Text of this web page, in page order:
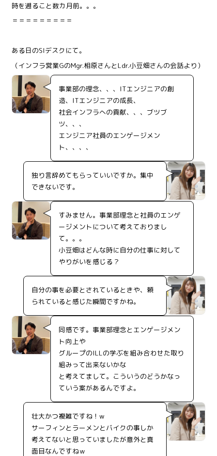
時を遡ること数カ月前。。。
＝＝＝＝＝＝＝＝＝
ある日のSIデスクにて。
（インフラ営業GのMgr.相原さんとLdr.小豆畑さんの会話より）
事業部の理念、、、ITエンジニアの創
造、ITエンジニアの成長、
社会インフラへの貢献、、、ブツブ
ツ、、、
エンジニア社員のエンゲージメン
ト、、、、
独り言辞めてもらっていいですか。集中
できないです。
すみません。事業部理念と社員のエンゲ
ージメントについて考えておりまし
て。。。
小豆畑はどんな時に自分の仕事に対して
やりがいを感じる？
自分の事を必要とされているときや、頼
られていると感じた瞬間ですかね。
同感です。事業部理念とエンゲージメン
ト向上や
グループのILLの学ぶを組み合わせた取り
組みって出来ないかな
と考えてまして。こういうのどうかなっ
ていう案があるんですよ。
壮大かつ複雑ですね！w
サーフィンとラーメンとバイクの事しか
考えてないと思っていましたが意外と真
面目なんですねｗ